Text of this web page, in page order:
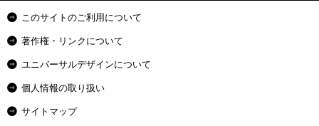
このサイトのご利用について
著作権・リンクについて
ユニバーサルデザインについて
個人情報の取り扱い
サイトマップ